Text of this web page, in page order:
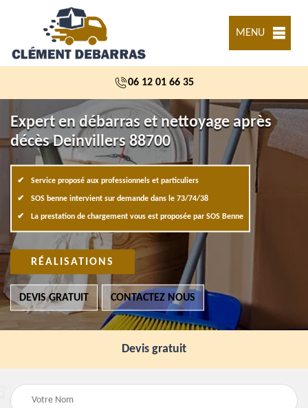
MENU
06 12 01 66 35
Expert en débarras et nettoyage après
décès Deinvillers 88700
Service proposé aux professionnels et particuliers
SOS benne intervient sur demande dans le 73/74/38
La prestation de chargement vous est proposée par SOS Benne
RÉALISATIONS
DEVIS GRATUIT CONTACTEZ NOUS
Devis gratuit